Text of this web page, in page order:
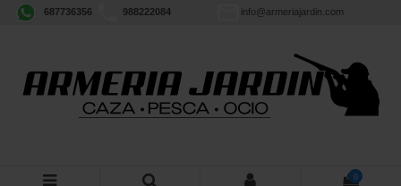
687736356 988222084 info@armeriajardin.com
0